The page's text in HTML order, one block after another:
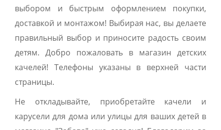
выбором и быстрым оформлением покупки,
доставкой и монтажом! Выбирая нас, вы делаете
правильный выбор и приносите радость своим
детям. Добро пожаловать в магазин детских
качелей! Телефоны указаны в верхней части
страницы.
Не откладывайте, приобретайте качели и
карусели для дома или улицы для ваших детей в